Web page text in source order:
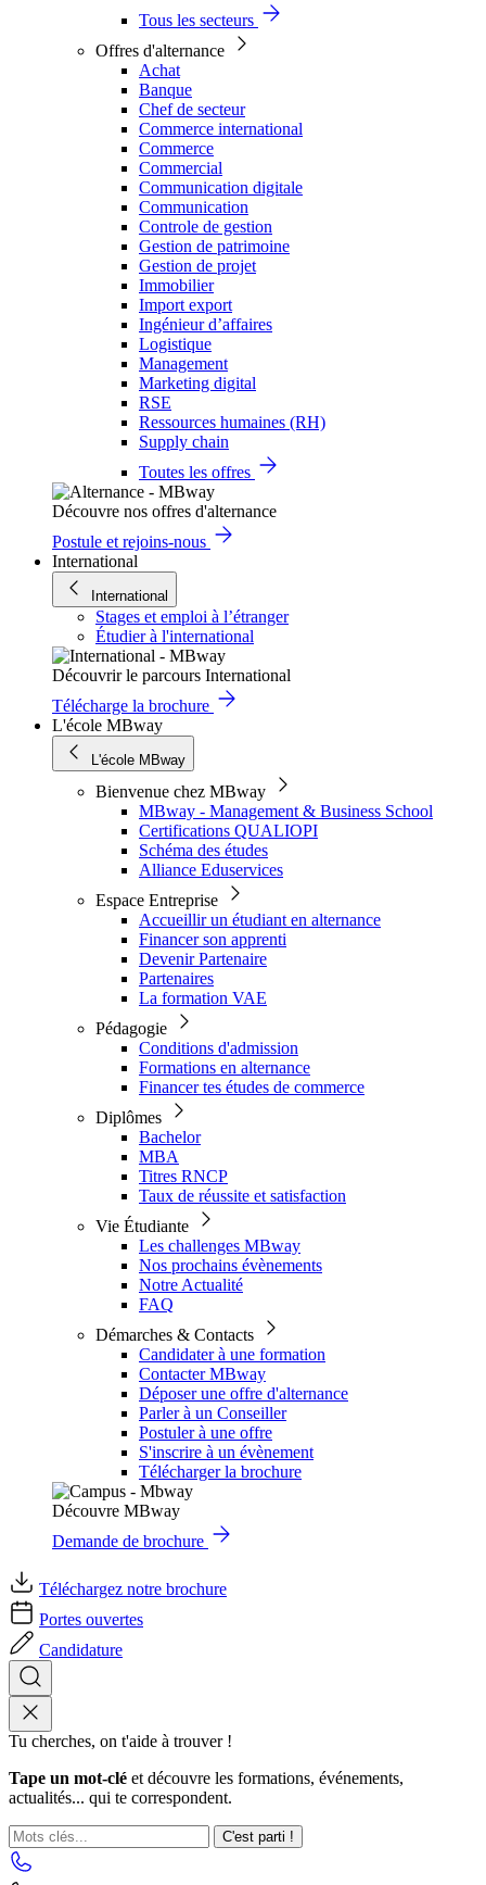
Tous les secteurs
Offres d'alternance
Achat
Banque
Chef de secteur
Commerce international
Commerce
Commercial
Communication digitale
Communication
Controle de gestion
Gestion de patrimoine
Gestion de projet
Immobilier
Import export
Ingénieur d’affaires
Logistique
Management
Marketing digital
RSE
Ressources humaines (RH)
Supply chain
Toutes les offres
Découvre nos offres d'alternance
Postule et rejoins-nous
International
International
Stages et emploi à l’étranger
Étudier à l'international
Découvrir le parcours International
Télécharge la brochure
L'école MBway
L'école MBway
Bienvenue chez MBway
MBway - Management & Business School
Certifications QUALIOPI
Schéma des études
Alliance Eduservices
Espace Entreprise
Accueillir un étudiant en alternance
Financer son apprenti
Devenir Partenaire
Partenaires
La formation VAE
Pédagogie
Conditions d'admission
Formations en alternance
Financer tes études de commerce
Diplômes
Bachelor
MBA
Titres RNCP
Taux de réussite et satisfaction
Vie Étudiante
Les challenges MBway
Nos prochains évènements
Notre Actualité
FAQ
Démarches & Contacts
Candidater à une formation
Contacter MBway
Déposer une offre d'alternance
Parler à un Conseiller
Postuler à une offre
S'inscrire à un évènement
Télécharger la brochure
Découvre MBway
Demande de brochure
Téléchargez notre brochure
Portes ouvertes
Candidature
Tu cherches, on t'aide à trouver !
Tape un mot-clé et découvre les formations, événements,
actualités... qui te correspondent.
C'est parti !